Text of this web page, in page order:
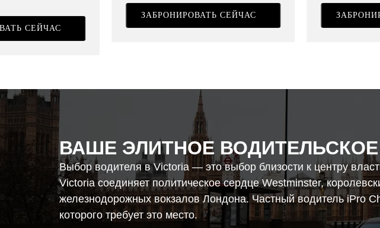
СЕЙЧАС
ЗАБРОНИРОВАТЬ СЕЙЧАС
ВАШЕ ЭЛИТНОЕ ВОДИТЕЛЬСКОЕ
Выбор водителя в Victoria — это выбор близости к центру
Victoria соединяет политическое сердце Westminster,
железнодорожных вокзалов Лондона. Частный водитель iPro
которого требует это место.